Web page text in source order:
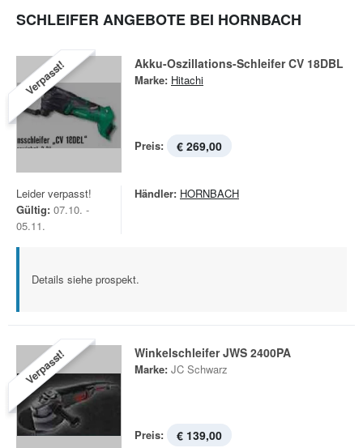
SCHLEIFER ANGEBOTE BEI HORNBACH
Verpasst! Akku-Oszillations-Schleifer CV 18DBL
Marke: Hitachi
Preis: € 269,00
Leider verpasst!
Gültig: 07.10. -
05.11.
Händler: HORNBACH
Details siehe prospekt.
Verpasst! Winkelschleifer JWS 2400PA
Marke: JC Schwarz
Preis: € 139,00